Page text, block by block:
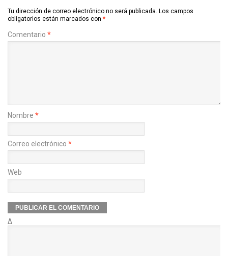
Tu dirección de correo electrónico no será publicada. Los campos
obligatorios están marcados con *
Comentario *
Nombre *
Correo electrónico *
Web
Δ